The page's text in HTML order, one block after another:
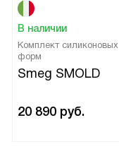
В наличии
Комплект силиконовых
форм
Smeg SMOLD
20 890 руб.